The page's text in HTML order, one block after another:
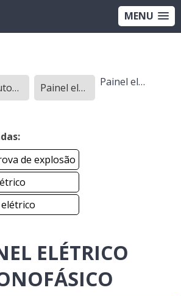
MENU
Produtos ❱ Painel eletrico - Categoria ❱ Painel elétrico monofásico
de explosão
ELÉTRICO